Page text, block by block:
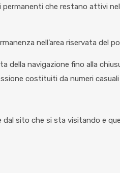
che restano attivi
nell’area riservata del
navigazione fino alla
costituiti da numeri
sito che si sta visitando e